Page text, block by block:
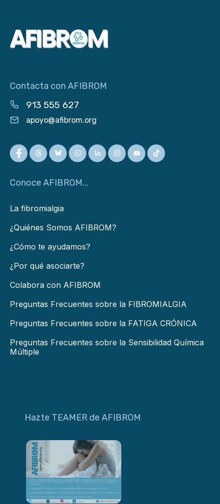
Contacta con AFIBROM
913 555 627
apoyo@afibrom.org
Conoce AFIBROM...
La fibromialgia
¿Quiénes Somos AFIBROM?
¿Cómo te ayudamos?
¿Por qué asociarte?
Colabora con AFIBROM
Preguntas Frecuentes sobre la FIBROMIALGIA
Preguntas Frecuentes sobre la FATIGA CRÓNICA
Preguntas Frecuentes sobre la Sensibilidad Química
Múltiple
Hazte TEAMER de AFIBROM